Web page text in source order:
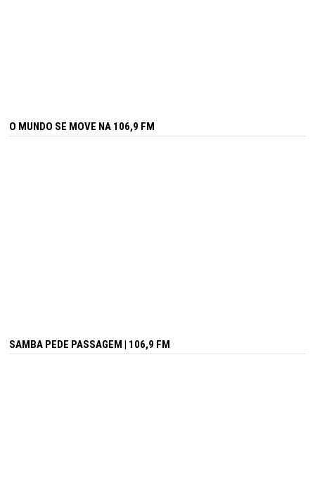
O MUNDO SE MOVE NA 106,9 FM
SAMBA PEDE PASSAGEM | 106,9 FM